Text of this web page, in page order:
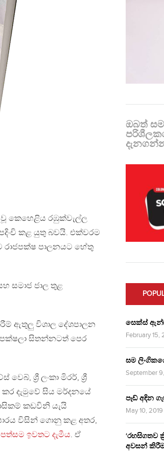
කෙහෙළිය රඹුක්වැල්ල
කළ යුතු බවයි. එක්වරම
පාලනයට හේතු
සමාජ ජාල තුළ
ඇතුලු විශාල දේශපාලන
සිතන්නටත් පෙර
ශ්‍රී ලංකා මිරර්, ශ්‍රී
දැමුවේ සිය මර්දනයේ
කඩවිනි යැයි
විසින් ගොනු කළ අතර,
ඉවතට දැමීය. ඒ
ඔබත්
සෙක්ස් ඇන්ඩ්
February 15,
සම
September
පෑඩ් අඳින
May 10, 2019
‘රහසිගතව
අවසන්